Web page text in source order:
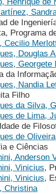
de
Programa
Cecilio
Douglas
Georgete
da
Nandia
Filho
da Silva,
de Lima,
de
de
e Ciências
Anderson
Vinicius,
Vinicius,
Christina